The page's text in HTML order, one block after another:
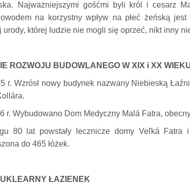
Najważniejszymi gośćmi byli król i cesarz
na korzystny wpływ na płeć żeńską
urody, której ludzie nie mogli się oprzeć, nikt inny
ROZWOJU BUDOWLANEGO W XIX i XX
r. Wzrósł nowy budynek nazwany Niebieską
r. Wybudowano Dom Medyczny Malá Fatra,
80 lat powstały lecznicze domy Veľká Fatra
do 465 łóżek.
ŁAZIENEK